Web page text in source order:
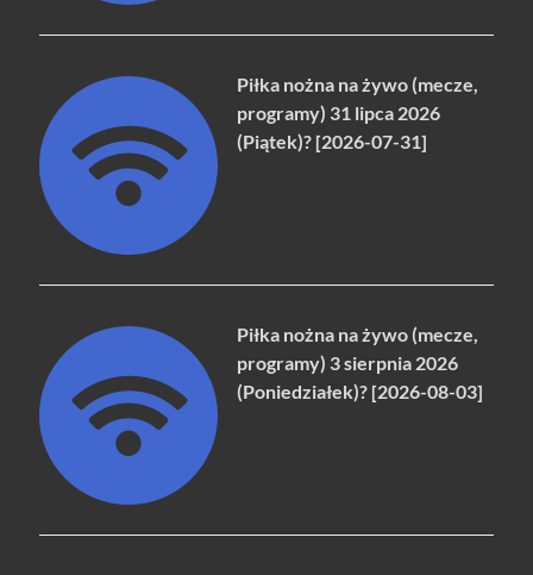
Piłka nożna na żywo (mecze,
programy) 31 lipca 2026
(Piątek)? [2026-07-31]
Piłka nożna na żywo (mecze,
programy) 3 sierpnia 2026
(Poniedziałek)? [2026-08-03]